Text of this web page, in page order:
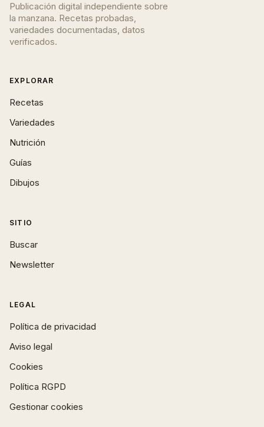
Publicación digital independiente sobre
la manzana. Recetas probadas,
variedades documentadas, datos
verificados.
EXPLORAR
Recetas
Variedades
Nutrición
Guías
Dibujos
SITIO
Buscar
Newsletter
LEGAL
Política de privacidad
Aviso legal
Cookies
Política RGPD
Gestionar cookies